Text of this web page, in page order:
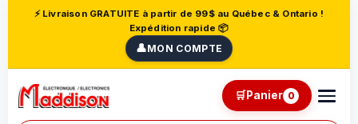
⚡ Livraison GRATUITE à partir de 99$ au Québec & Ontario !
Expédition rapide 📦
👤MON COMPTE
🛒Panier 0